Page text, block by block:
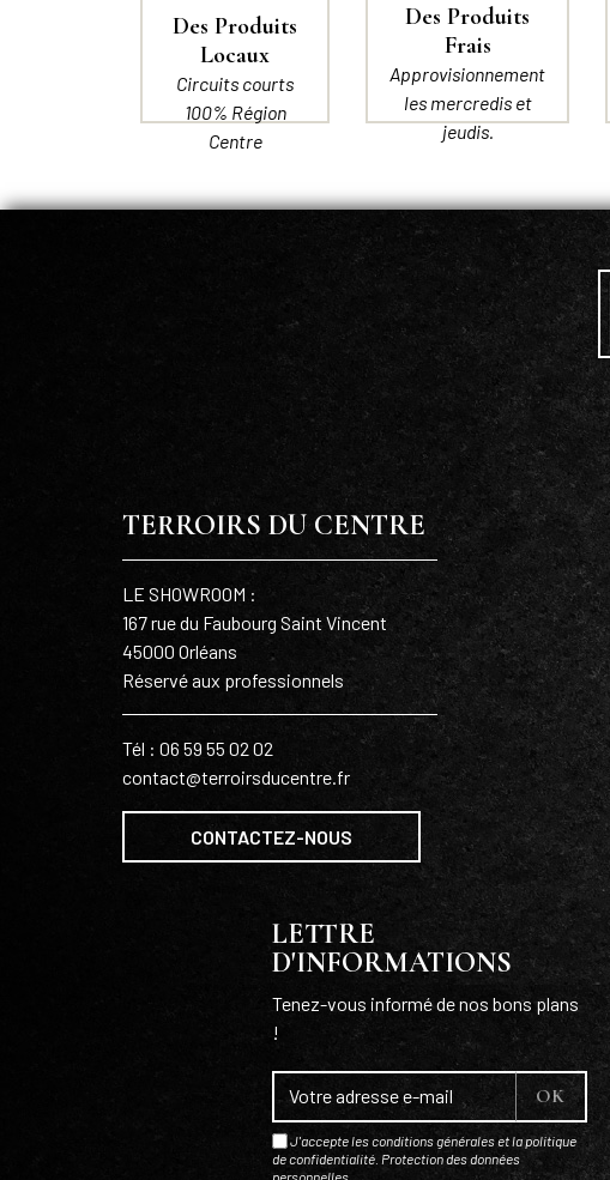
Des Produits
Locaux
Circuits courts
100% Région
Centre
Des Produits
Frais
Approvisionnement
les mercredis et
jeudis.
TERROIRS DU CENTRE
LE SHOWROOM :
167 rue du Faubourg Saint Vincent
45000 Orléans
Réservé aux professionnels
Tél : 06 59 55 02 02
contact@terroirsducentre.fr
CONTACTEZ-NOUS
LETTRE
D'INFORMATIONS
Tenez-vous informé de nos bons plans
!
J'accepte les conditions générales et la politique
de confidentialité. Protection des données
personnelles